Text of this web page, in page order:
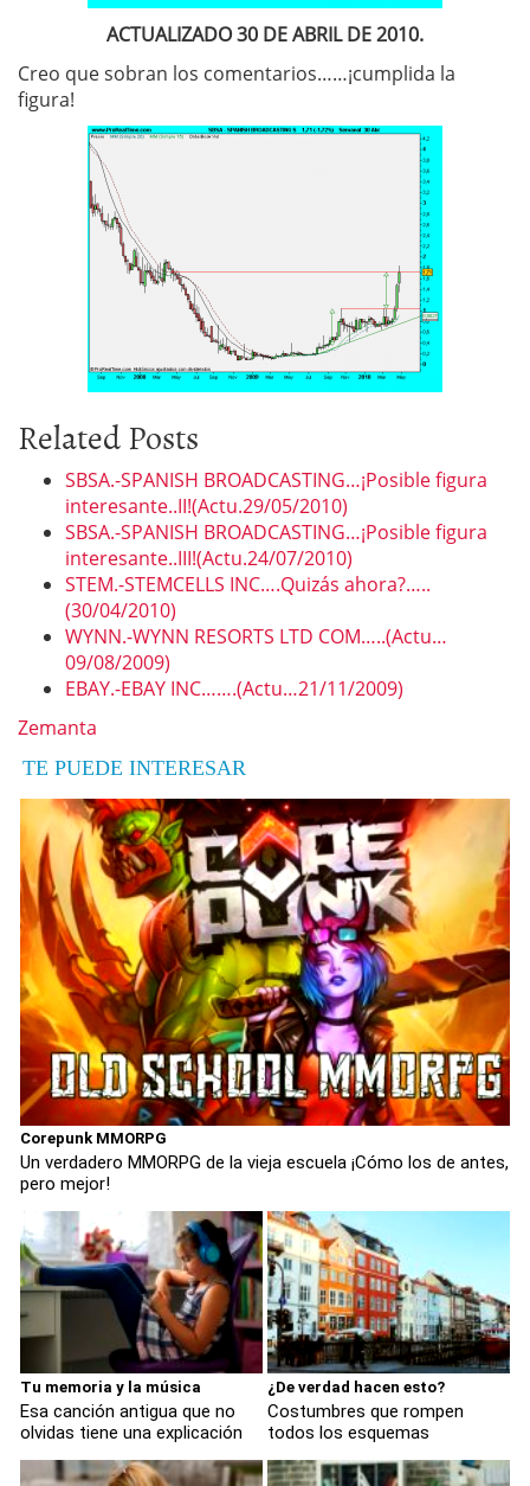
ACTUALIZADO 30 DE ABRIL DE 2010.
Creo que sobran los comentarios……¡cumplida la
figura!
Related Posts
SBSA.-SPANISH BROADCASTING…¡Posible figura
interesante..II!(Actu.29/05/2010)
SBSA.-SPANISH BROADCASTING…¡Posible figura
interesante..III!(Actu.24/07/2010)
STEM.-STEMCELLS INC….Quizás ahora?…..
(30/04/2010)
WYNN.-WYNN RESORTS LTD COM…..(Actu…
09/08/2009)
EBAY.-EBAY INC…….(Actu…21/11/2009)
Zemanta
TE PUEDE INTERESAR
Corepunk MMORPG
Un verdadero MMORPG de la vieja escuela ¡Cómo los de antes,
pero mejor!
Tu memoria y la música
Esa canción antigua que no
olvidas tiene una explicación
¿De verdad hacen esto?
Costumbres que rompen
todos los esquemas